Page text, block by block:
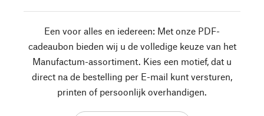
Een voor alles en iedereen: Met onze PDF-
cadeaubon bieden wij u de volledige keuze van het
Manufactum-assortiment. Kies een motief, dat u
direct na de bestelling per E-mail kunt versturen,
printen of persoonlijk overhandigen.